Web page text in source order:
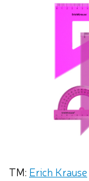
ТМ: Erich Krause